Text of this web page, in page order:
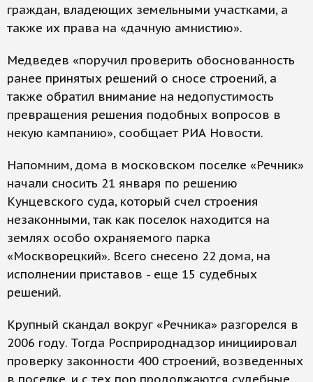
граждан, владеющих земельными участками, а
также их права на «дачную амнистию».
Медведев «поручил проверить обоснованность
ранее принятых решений о сносе строений, а
также обратил внимание на недопустимость
превращения решения подобных вопросов в
некую кампанию», сообщает РИА Новости.
Напомним, дома в московском поселке «Речник»
начали сносить 21 января по решению
Кунцевского суда, который счел строения
незаконными, так как поселок находится на
землях особо охраняемого парка
«Москворецкий». Всего снесено 22 дома, на
исполнении приставов - еще 15 судебных
решений.
Крупный скандал вокруг «Речника» разгорелся в
2006 году. Тогда Росприроднадзор инициировал
проверку законности 400 строений, возведенных